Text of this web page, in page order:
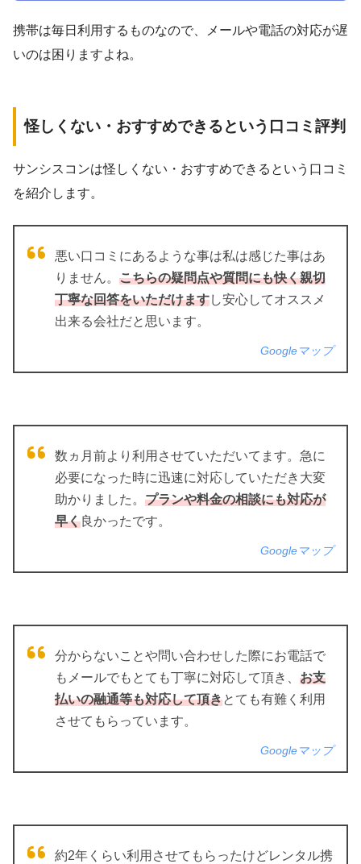
携帯は毎日利用するものなので、メールや電話の対応が遅
いのは困りますよね。
怪しくない・おすすめできるという口コミ評判
サンシスコンは怪しくない・おすすめできるという口コミ
を紹介します。
悪い口コミにあるような事は私は感じた事はあ
りません。 こちらの疑問点や質問にも快く親切
丁寧な回答をいただけますし安心してオススメ
出来る会社だと思います。
Googleマップ
数ヵ月前より利用させていただいてます。急に
必要になった時に迅速に対応していただき大変
助かりました。 プランや料金の相談にも対応が
早く良かったです。
Googleマップ
分からないことや問い合わせした際にお電話で
もメールでもとても丁寧に対応して頂き、 お支
払いの融通等も対応して頂きとても有難く利用
させてもらっています。
Googleマップ
約2年くらい利用させてもらったけどレンタル携